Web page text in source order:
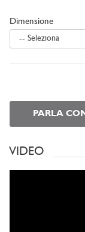
Dimensione
-- Seleziona
PARLA
VIDEO